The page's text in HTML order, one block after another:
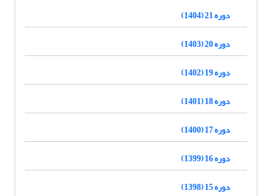
دوره 21 (1404)
دوره 20 (1403)
دوره 19 (1402)
دوره 18 (1401)
دوره 17 (1400)
دوره 16 (1399)
دوره 15 (1398)